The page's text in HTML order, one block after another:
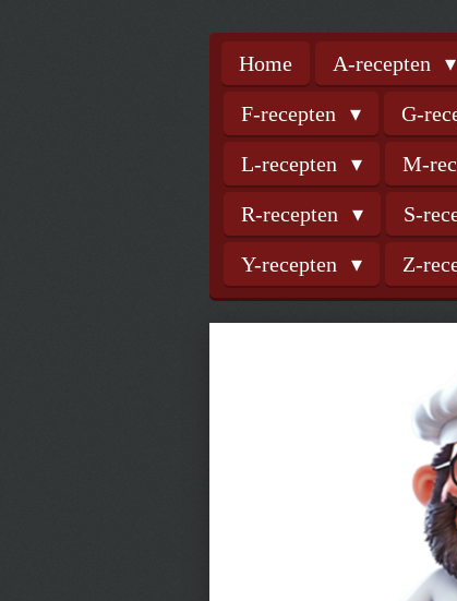
Home A-recepten
F-recepten G-
L-recepten M-
R-recepten S-
Y-recepten Z-